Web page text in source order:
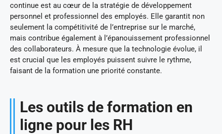
continue est au cœur de la stratégie de développement
personnel et professionnel des employés. Elle garantit non
seulement la compétitivité de l’entreprise sur le marché,
mais contribue également à l’épanouissement professionnel
des collaborateurs. À mesure que la technologie évolue, il
est crucial que les employés puissent suivre le rythme,
faisant de la formation une priorité constante.
Les outils de formation en
ligne pour les RH